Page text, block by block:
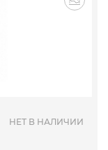
НЕТ В НАЛИЧИИ